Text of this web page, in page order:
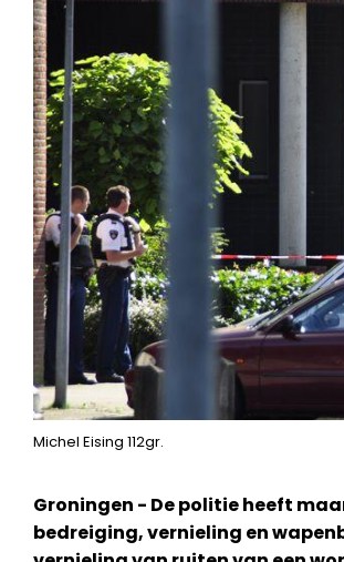
Michel Eising 112gr.
Groningen - De politie heeft
bedreiging, vernieling en